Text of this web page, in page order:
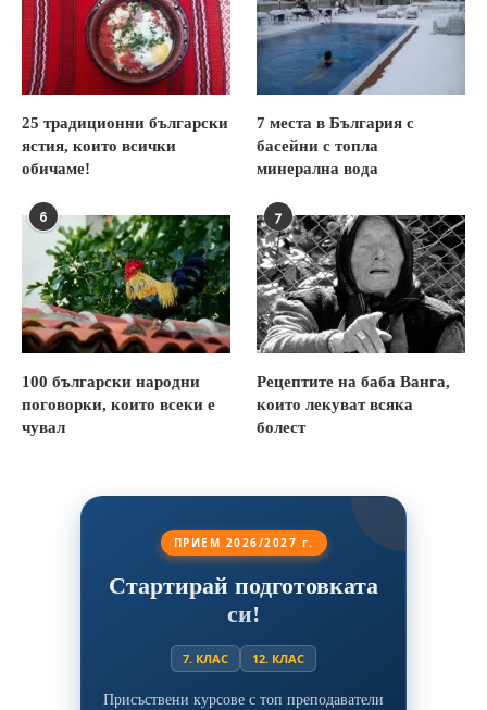
25 традиционни български
ястия, които всички
обичаме!
7 места в България с
басейни с топла
минерална вода
6
100 български народни
поговорки, които всеки е
чувал
7
Рецептите на баба Ванга,
които лекуват всяка
болест
ПРИЕМ 2026/2027 г.
Стартирай подготовката
си!
7. КЛАС 12. КЛАС
Присъствени курсове с топ преподаватели